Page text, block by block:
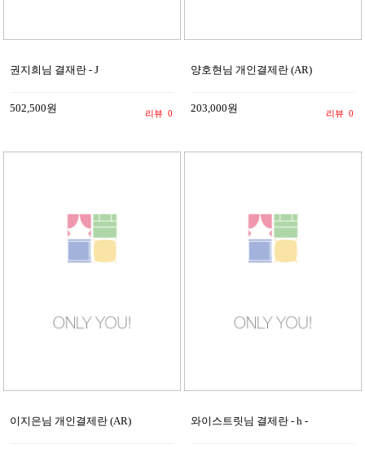
권지희님 결재란 - J
502,500원 리뷰 0
양호현님 개인결제란 (AR)
203,000원 리뷰 0
이지은님 개인결제란 (AR) 와이스트릿님 결제란 - h -